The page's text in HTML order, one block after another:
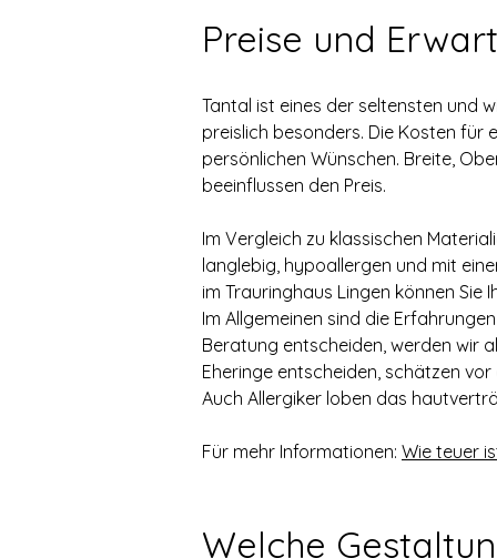
Preise und
Tantal ist eines der seltensten und
preislich besonders. Die Kosten für
persönlichen Wünschen. Breite,
beeinflussen den Preis.
Im Vergleich zu klassischen
langlebig, hypoallergen und mit
im Trauringhaus Lingen können Sie
Im Allgemeinen sind die
Beratung entscheiden, werden wir
Eheringe entscheiden, schätzen vor
Auch Allergiker loben das
Für mehr Informationen: Wie teuer
Welche